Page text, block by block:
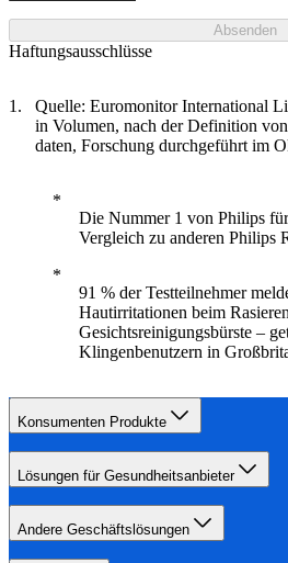
Absenden
Haftungsausschlüsse
Quelle: Euromonitor International
in Volumen, nach der Definition
daten, Forschung durchgeführt im
Die Nummer 1 von Philips
Vergleich zu anderen Philips
91 % der Testteilnehmer
Hautirritationen beim
Gesichtsreinigungsbürste –
Klingenbenutzern in
Konsumenten Produkte
Lösungen für Gesundheitsanbieter
Andere Geschäftslösungen